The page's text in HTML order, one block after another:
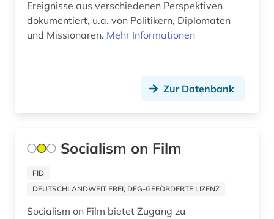
archäologie (18)
archäologische funde (1)
armenien (2)
Hamburg (3)
Hessen (4)
Japan (2)
Kanada (2)
Ereignisse aus verschiedenen Perspektiven
dokumentiert, u.a. von Politikern, Diplomaten
und Missionaren. Mehr Informationen
Zur Datenbank
Socialism on Film
FID
DEUTSCHLANDWEIT FREI, DFG-GEFÖRDERTE LIZENZ
Socialism on Film bietet Zugang zu